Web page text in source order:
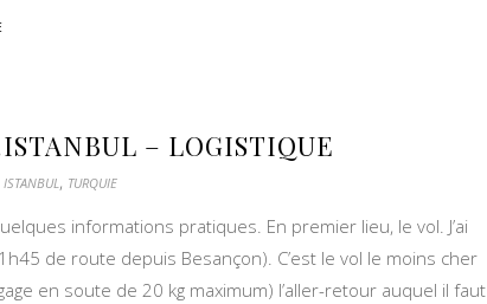
– LOGISTIQUE
ISTANBUL, TURQUIE
informations pratiques. En premier lieu, le vol. J’ai
de route depuis Besançon). C’est le vol le moins cher
en soute de 20 kg maximum) l’aller-retour auquel il faut